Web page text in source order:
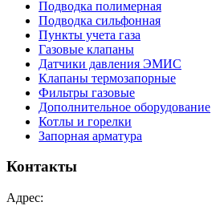
Подводка полимерная
Подводка сильфонная
Пункты учета газа
Газовые клапаны
Датчики давления ЭМИС
Клапаны термозапорные
Фильтры газовые
Дополнительное оборудование
Котлы и горелки
Запорная арматура
Контакты
Адрес: